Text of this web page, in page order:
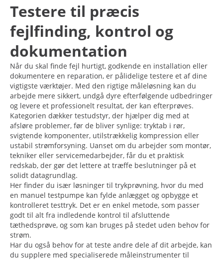
Testere til præcis
fejlfinding, kontrol og
dokumentation
Når du skal finde fejl hurtigt, godkende en installation eller
dokumentere en reparation, er pålidelige testere et af dine
vigtigste værktøjer. Med den rigtige måleløsning kan du
arbejde mere sikkert, undgå dyre efterfølgende udbedringer
og levere et professionelt resultat, der kan efterprøves.
Kategorien dækker testudstyr, der hjælper dig med at
afsløre problemer, før de bliver synlige: tryktab i rør,
svigtende komponenter, utilstrækkelig kompression eller
ustabil strømforsyning. Uanset om du arbejder som montør,
tekniker eller servicemedarbejder, får du et praktisk
redskab, der gør det lettere at træffe beslutninger på et
solidt datagrundlag.
Her finder du især løsninger til trykprøvning, hvor du med
en manuel testpumpe kan fylde anlægget og opbygge et
kontrolleret testtryk. Det er en enkel metode, som passer
godt til alt fra indledende kontrol til afsluttende
tæthedsprøve, og som kan bruges på stedet uden behov for
strøm.
Har du også behov for at teste andre dele af dit arbejde, kan
du supplere med specialiserede måleinstrumenter til